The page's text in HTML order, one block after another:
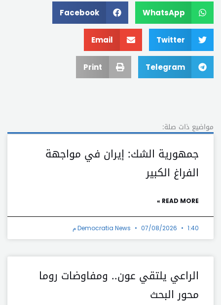
WhatsApp
Facebook
Twitter
Email
Telegram
Print
مواضيع ذات صلة:
جمهورية الشك: إيران في مواجهة
الفراغ الكبير
READ MORE »
Democratia News 07/08/2026 1:40 م
الراعي يلتقي عون.. ومفاوضات روما
محور البحث